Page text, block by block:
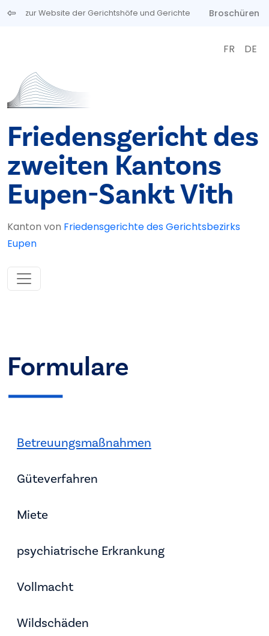
Direkt zum Inhalt
zur Website der Gerichtshöfe und Gerichte Broschüren
FR DE
Friedensgericht des
zweiten Kantons
Eupen-Sankt Vith
Kanton von Friedensgerichte des Gerichtsbezirks
Eupen
Formulare
Betreuungsmaßnahmen
Güteverfahren
Miete
psychiatrische Erkrankung
Vollmacht
Wildschäden